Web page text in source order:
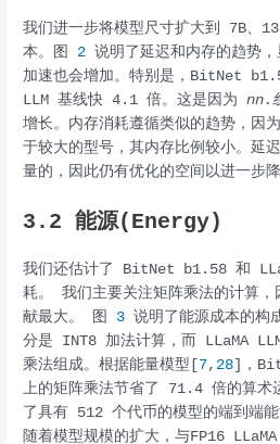
我们进一步将模型尺寸扩大到 7B、
本。图 2 说明了延迟和内存的趋势，
加速也会增加。特别是，BitNet
LLM 基线快 4.1 倍。这是因为nn.
增长。内存消耗遵循类似的趋势，因
于较大的型号，其内存比例较小。延
量的，因此仍有优化的空间以进一步降
3.2 能源(Energy)
我们还估计了 BitNet b1.58 和
耗。 我们主要关注矩阵乘法的计算
献最大。 图 3 说明了能源成本的
分是 INT8 加法计算，而 LLaMA
乘法组成。根据能量模型[ 7, 28 ]，
上的矩阵乘法节省了 71.4 倍的算术
了具有 512 个代币的模型的端到端能
随着模型规模的扩大，与FP16